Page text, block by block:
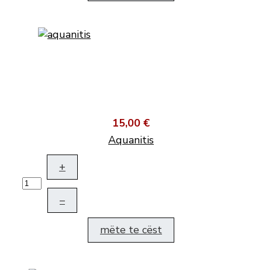
15,00 €
Aquanitis
+
–
mëte te cëst